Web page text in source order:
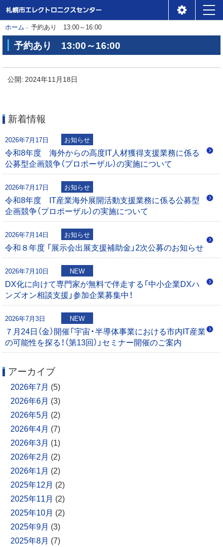
本
へ
札幌市エレクトロニクスセ
ンター
ニ
ュ
ー
現
在
位
置
の
ホーム 予約あり 13:00～16:00
予約あり 13:00～16:00
予
約
1
3
0
0
～
6
:
0
0
公開:2024年11月18日
新着情報
2026年7月17日 お知らせ
令和8年度 海外からの高度IT人材獲得支援業務に係る
公募型企画競争（プロポーザル）の実施について
2026年7月17日 お知らせ
令和8年度 IT産業海外展開活動支援業務に係る公募型
企画競争（プロポーザル）の実施について
2026年7月14日 お知らせ
令和８年度 「展示会出展支援補助金」2次公募のお知らせ
2026年7月10日 NEW
DX化に向けて専門家が無料で伴走する「中小企業DXハ
ンズオン相談支援」参加企業募集中！
2026年7月3日 NEW
７月24日（金）開催「宇宙・半導体事業における市内IT産業
の可能性を探る！（第13回）」セミナー開催のご案内
アーカイブ
2026年7月 (5)
2026年6月 (3)
2026年5月 (2)
2026年4月 (7)
2026年3月 (1)
2026年2月 (2)
2026年1月 (2)
2025年12月 (2)
2025年11月 (2)
2025年10月 (2)
2025年9月 (3)
2025年8月 (7)